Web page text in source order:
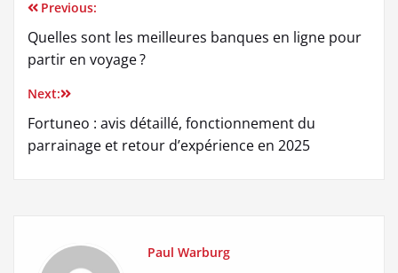
Navigation
de
l’article
Previous:
Quelles sont les meilleures banques en ligne pour
partir en voyage ?
Next:
Fortuneo : avis détaillé, fonctionnement du
parrainage et retour d’expérience en 2025
Paul Warburg